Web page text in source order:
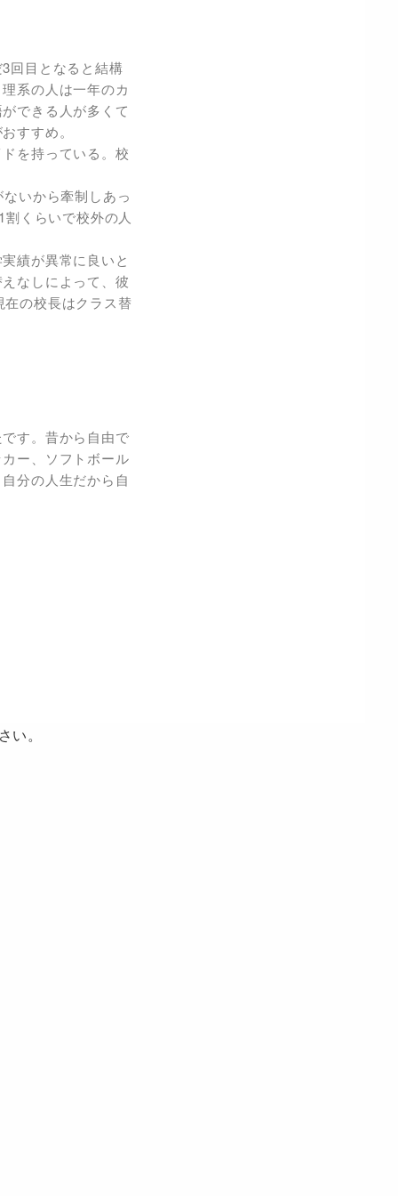
回目となると結構
系の人は一年のカ
できる人が多くて
すすめ。
を持っている。校
いから牽制しあっ
くらいで校外の人
績が異常に良いと
なしによって、彼
の校長はクラス替
す。昔から自由で
ー、ソフトボール
分の人生だから自
。